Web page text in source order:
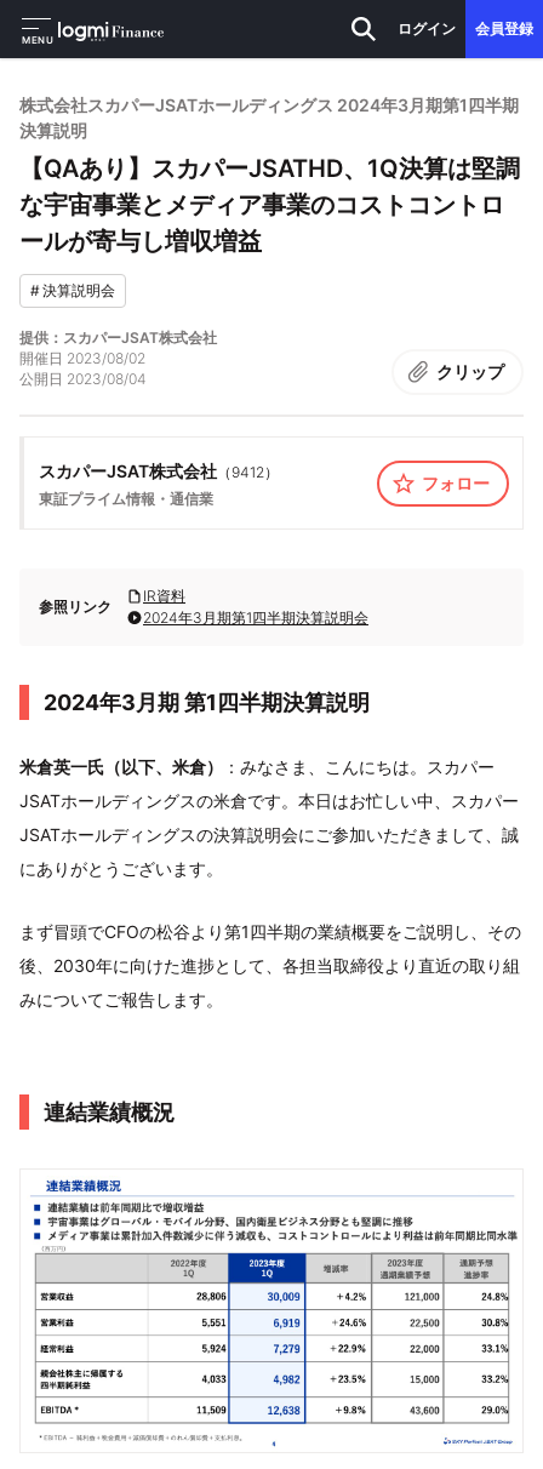
MENU
ログイン 会員登録
株式会社スカパーJSATホールディングス 2024年3月期第1四半期
決算説明
【QAあり】スカパーJSATHD、1Q決算は堅調
な宇宙事業とメディア事業のコストコントロ
ールが寄与し増収増益
#決算説明会
提供：スカパーJSAT株式会社
開催日 2023/08/02
公開日 2023/08/04 クリップ
スカパーJSAT株式会社 （ 9412）
東証プライム情報・通信業
フォロー
参照リンク
IR資料
2024年3月期第1四半期決算説明会
2024年3月期 第1四半期決算説明
米倉英一氏（以下、米倉）
：みなさま、こんにちは。スカパー
JSATホールディングスの米倉です。本日はお忙しい中、スカパー
JSATホールディングスの決算説明会にご参加いただきまして、誠
にありがとうございます。
まず冒頭でCFOの松谷より第1四半期の業績概要をご説明し、その
後、2030年に向けた進捗として、各担当取締役より直近の取り組
みについてご報告します。
連結業績概況